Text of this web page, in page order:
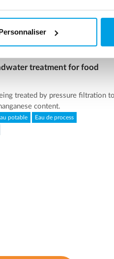
treatment for food
treated by pressure filtration to
content.
potable Eau de process